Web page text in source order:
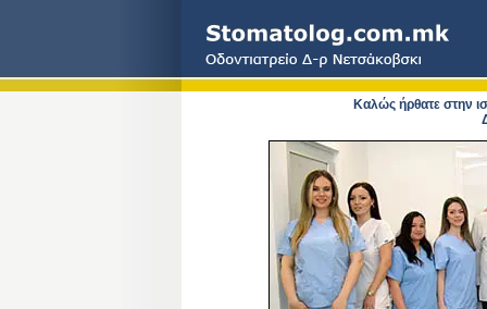
Καλώς ήρθατε στην